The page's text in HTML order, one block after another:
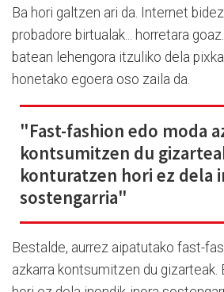
Ba hori galtzen ari da. Internet
probadore birtualak... horretara
batean lehengora itzuliko dela
honetako egoera oso zaila da.
"Fast-fashion edo moda
kontsumitzen du
konturatzen hori ez dela
sostengarria"
Bestalde, aurrez aipatutako fast-
azkarra kontsumitzen du gizarteak.